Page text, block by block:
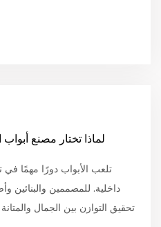
لماذا تختار مصنع
تلعب الأبواب دورًا مهمًا
داخلية. للمصممين والبنائين